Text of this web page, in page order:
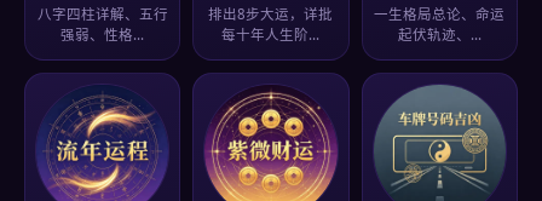
八字四柱详解、五行
强弱、性格…
排出8步大运，详批
每十年人生阶…
一生格局总论、命运
起伏轨迹、…